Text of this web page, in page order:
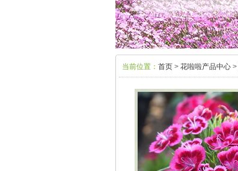
当前位置： 首页 > 花啦啦产品中心 >